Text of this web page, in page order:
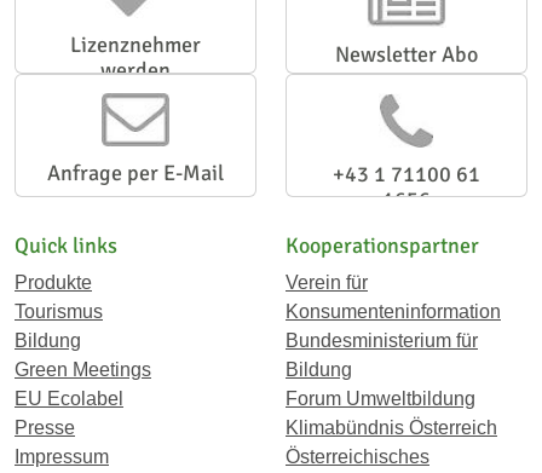
Lizenznehmer
werden
Newsletter Abo
Anfrage per E-Mail
+43 1 71100 61
1656
Quick links
Produkte
Tourismus
Bildung
Green Meetings
EU Ecolabel
Presse
Impressum
Kooperationspartner
Verein für
Konsumenteninformation
Bundesministerium für
Bildung
Forum Umweltbildung
Klimabündnis Österreich
Österreichisches